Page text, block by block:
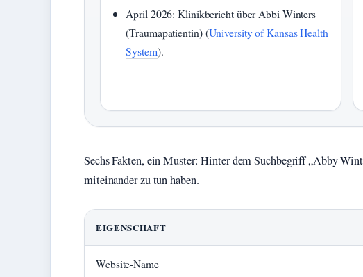
April 2026: Klinikbericht über Abbi Winters
(Traumapatientin) (University of Kansas Health
System).
Sechs Fakten, ein Muster: Hinter dem Suchbegriff „Abby
miteinander zu tun haben.
EIGENSCHAFT
Website-Name